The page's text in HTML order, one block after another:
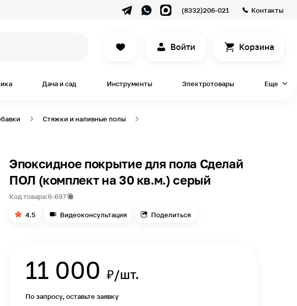
(8332)206-021 Контакты
Войти Корзина
Дача и сад Инструменты Электротовары Еще
Стяжки и наливные полы
Эпоксидное покрытие для пола Сделай
ПОЛ (комплект на 30 кв.м.) серый
Код товара:6-697
4.5 Видеоконсультация Поделиться
11 000 ₽/шт.
По запросу, оставьте заявку